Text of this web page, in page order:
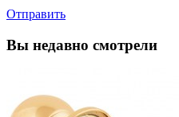
Отправить
Вы недавно смотрели